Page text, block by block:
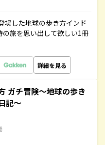
場した地球の歩き方インド
旅を思い出して欲しい1冊
詳細を見る
ガチ冒険～地球の歩き
記～